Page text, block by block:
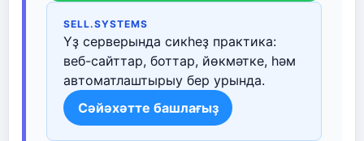
SELL.SYSTEMS
Үҙ серверында сикһеҙ практика:
веб-сайттар, боттар, йөкмәтке, һәм
автоматлаштырыу бер урында.
Сәйәхәтте башлағыҙ